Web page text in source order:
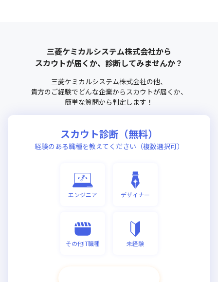
三菱ケミカルシステム株式会社から
スカウトが届くか、診断してみませんか？
三菱ケミカルシステム株式会社の他、
貴方のご経験でどんな企業からスカウトが届くか、
簡単な質問から判定します！
スカウト診断（無料）
経験のある職種を教えてください（複数選択可）
エンジニア デザイナー
その他IT職種 未経験